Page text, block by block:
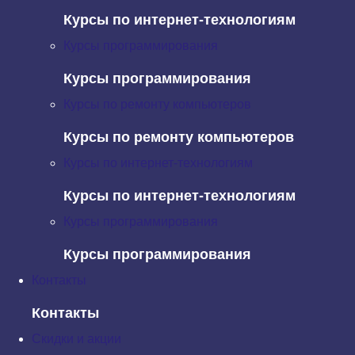
Курсы по интернет-технологиям
Курсы программирования
Курсы по ремонту компьютеров
Курсы по интернет-технологиям
Курсы программирования
Контакты